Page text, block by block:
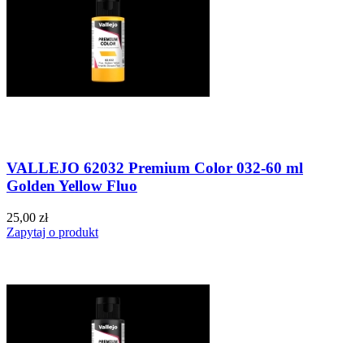
VALLEJO 62032 Premium Color 032-60 ml
Golden Yellow Fluo
25,00 zł
Zapytaj o produkt